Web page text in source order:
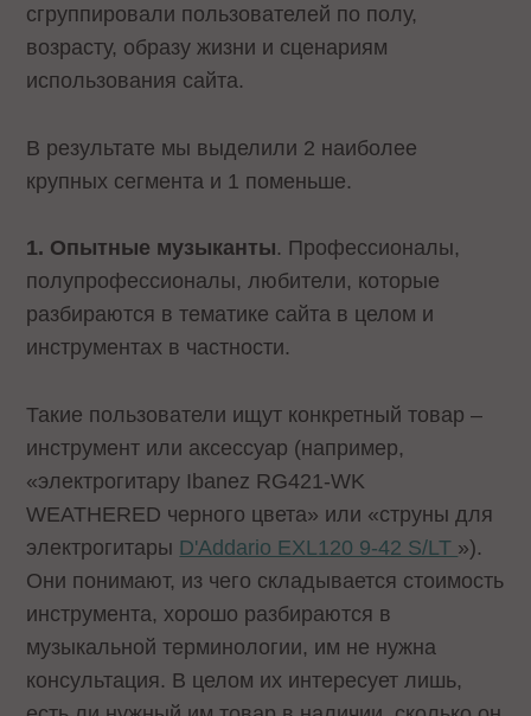
сгруппировали пользователей по полу,
возрасту, образу жизни и сценариям
использования сайта.
В результате мы выделили 2 наиболее
крупных сегмента и 1 поменьше.
1. Опытные музыканты. Профессионалы,
полупрофессионалы, любители, которые
разбираются в тематике сайта в целом и
инструментах в частности.
Такие пользователи ищут конкретный товар –
инструмент или аксессуар (например,
«электрогитару Ibanez RG421-WK
WEATHERED черного цвета» или «струны для
электрогитары D'Addario EXL120 9-42 S/LT »).
Они понимают, из чего складывается стоимость
инструмента, хорошо разбираются в
музыкальной терминологии, им не нужна
консультация. В целом их интересует лишь,